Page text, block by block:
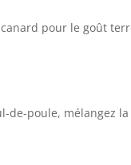
pour le goût
de-poule, mélangez